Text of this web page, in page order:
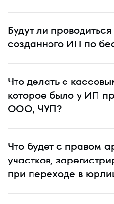
Будут ли
созданного ИП по
Что делать с
которое было у ИП
ООО, ЧУП?
Что будет с правом
участков,
при переходе в